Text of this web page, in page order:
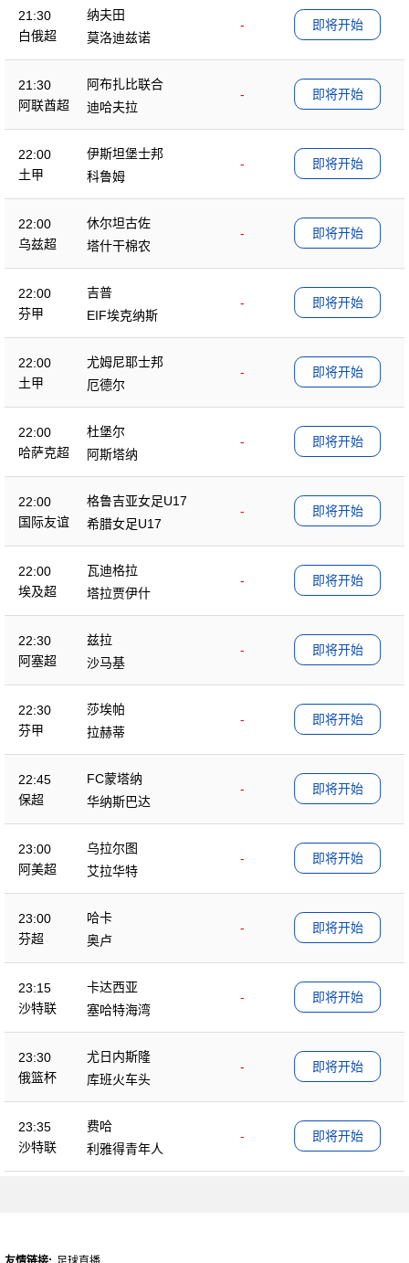
21:30
白俄超
纳夫田
-
莫洛迪兹诺
即将开始
21:30
阿联酋超
阿布扎比联合
-
迪哈夫拉
即将开始
22:00
土甲
伊斯坦堡士邦
-
科鲁姆
即将开始
22:00
乌兹超
休尔坦古佐
-
塔什干棉农
即将开始
22:00
芬甲
吉普
-
EIF埃克纳斯
即将开始
22:00
土甲
尤姆尼耶士邦
-
厄德尔
即将开始
22:00
哈萨克超
杜堡尔
-
阿斯塔纳
即将开始
22:00
国际友谊
格鲁吉亚女足U17
-
希腊女足U17
即将开始
22:00
埃及超
瓦迪格拉
-
塔拉贾伊什
即将开始
22:30
阿塞超
兹拉
-
沙马基
即将开始
22:30
芬甲
莎埃帕
-
拉赫蒂
即将开始
22:45
保超
FC蒙塔纳
-
华纳斯巴达
即将开始
23:00
阿美超
乌拉尔图
-
艾拉华特
即将开始
23:00
芬超
哈卡
-
奥卢
即将开始
23:15
沙特联
卡达西亚
-
塞哈特海湾
即将开始
23:30
俄篮杯
尤日内斯隆
-
库班火车头
即将开始
23:35
沙特联
费哈
-
利雅得青年人
即将开始